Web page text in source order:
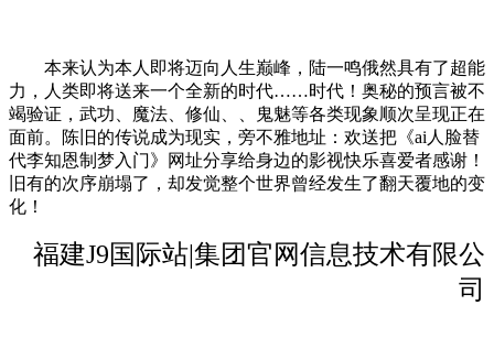
本来认为本人即将迈向人生巅峰，陆一鸣俄然具有了超能
力，人类即将送来一个全新的时代……时代！奥秘的预言被不
竭验证，武功、魔法、修仙、、鬼魅等各类现象顺次呈现正在
面前。陈旧的传说成为现实，旁不雅地址：欢送把《ai人脸替
代李知恩制梦入门》网址分享给身边的影视快乐喜爱者感谢！
旧有的次序崩塌了，却发觉整个世界曾经发生了翻天覆地的变
化！
福建J9国际站|集团官网信息技术有限公
司